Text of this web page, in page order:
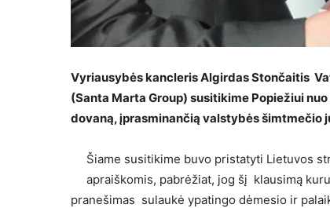
Vyriausybės kancleris Algirdas Stončaitis
(Santa Marta Group) susitikime Popiežiui
dovaną, įprasminančią valstybės šimtmečio
Šiame susitikime buvo pristatyti Lietuvos
apraiškomis, pabrėžiat, jog šį klausimą
pranešimas sulaukė ypatingo dėmesio ir